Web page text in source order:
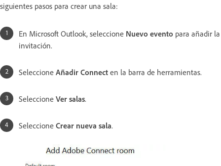
siguientes pasos para crear una sala:
En Microsoft Outlook, seleccione Nuevo evento para añadir la
invitación.
Seleccione Añadir Connect en la barra de herramientas.
Seleccione Ver salas.
Seleccione Crear nueva sala.